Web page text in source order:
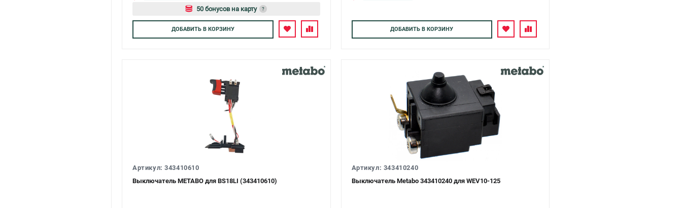
50 бонусов на карту
?
Авторизуйтесь
ДОБАВИТЬВ КОРЗИНУ ДОБАВИТЬ В КОРЗИНУ
Артикул: 343410610
Выключатель METABO для BS18LI (343410610)
Артикул: 343410240
Выключатель Metabo 343410240 для WEV10-125